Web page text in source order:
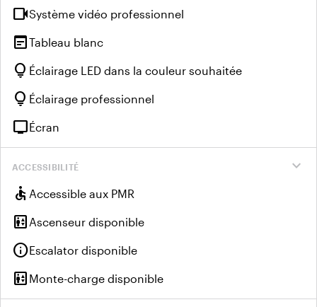
videocamSystème vidéo professionnel
wysiwygTableau blanc
lightbulb Éclairage LED dans la couleur souhaitée
lightbulb Éclairage professionnel
tvÉcran
expand_more
ACCESSIBILITÉ
accessible Accessible aux PMR
elevator Ascenseur disponible
infoEscalator disponible
elevator Monte-charge disponible